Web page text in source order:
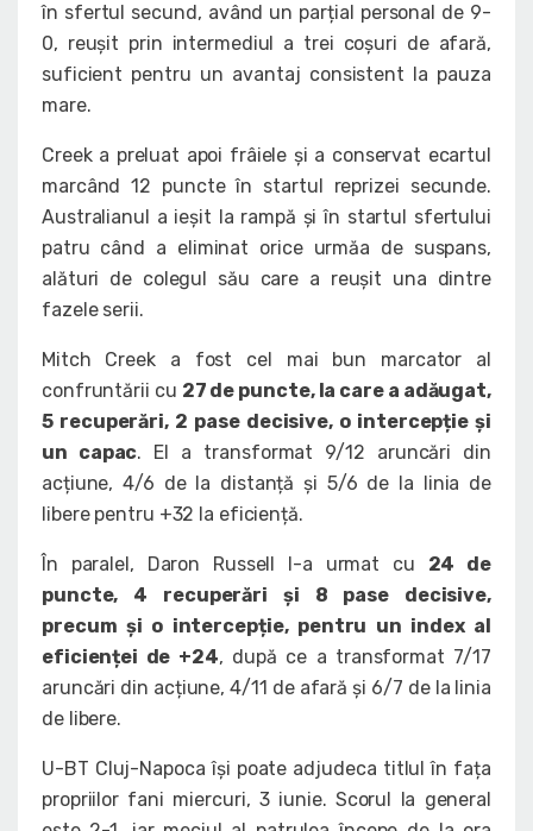
în sfertul secund, având un parțial personal de 9-
0, reușit prin intermediul a trei coșuri de afară,
suficient pentru un avantaj consistent la pauza
mare.
Creek a preluat apoi frâiele și a conservat ecartul
marcând 12 puncte în startul reprizei secunde.
Australianul a ieșit la rampă și în startul sfertului
patru când a eliminat orice urmăa de suspans,
alături de colegul său care a reușit una dintre
fazele serii.
Mitch Creek a fost cel mai bun marcator al
confruntării cu 27 de puncte, la care a adăugat,
5 recuperări, 2 pase decisive, o intercepție și
un capac. El a transformat 9/12 aruncări din
acțiune, 4/6 de la distanță și 5/6 de la linia de
libere pentru +32 la eficiență.
În paralel, Daron Russell l-a urmat cu 24 de
puncte, 4 recuperări și 8 pase decisive,
precum și o intercepție, pentru un index al
eficienței de +24, după ce a transformat 7/17
aruncări din acțiune, 4/11 de afară și 6/7 de la linia
de libere.
U-BT Cluj-Napoca își poate adjudeca titlul în fața
propriilor fani miercuri, 3 iunie. Scorul la general